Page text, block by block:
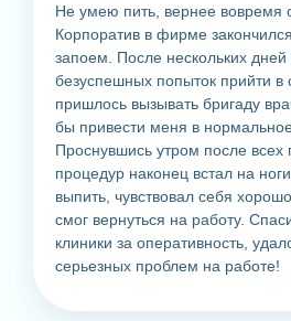
Не умею пить, вернее вовремя
Корпоратив в фирме
запоем. После нескольких дней
безуспешных попыток прийти
пришлось вызывать бригаду
бы привести меня в
Проснувшись утром после всех
процедур наконец встал на
выпить, чувствовал себя
смог вернуться на работу.
клиники за оперативность,
серьезных проблем на работе!